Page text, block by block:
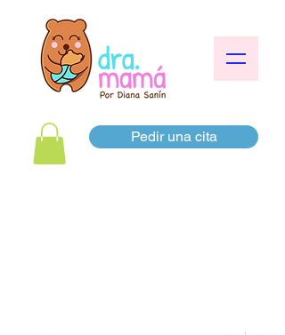
Pedir una cita